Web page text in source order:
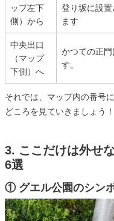
ップ左下
側）から
登り坂に設
ます
中央出口
（マップ
下側）へ
かつての正
す。
それでは、マップ内の番号
どころを見ていきましょう！
3. ここだけは外せ
6選
① グエル公園のシン